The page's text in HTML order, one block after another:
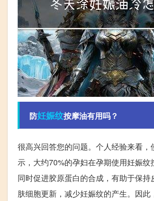
防妊娠纹按摩油有用吗？
很高兴回答您的问题。个人经验来看
示，大约70%的孕妇在孕期使用妊娠
同时促进胶原蛋白的合成，有助于保
肤细胞更新，减少妊娠纹的产生。因